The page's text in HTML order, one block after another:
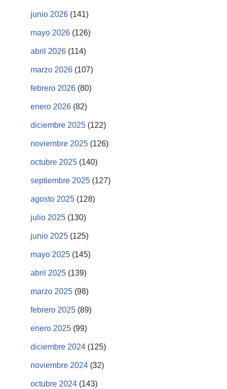
junio 2026 (141)
mayo 2026 (126)
abril 2026 (114)
marzo 2026 (107)
febrero 2026 (80)
enero 2026 (82)
diciembre 2025 (122)
noviembre 2025 (126)
octubre 2025 (140)
septiembre 2025 (127)
agosto 2025 (128)
julio 2025 (130)
junio 2025 (125)
mayo 2025 (145)
abril 2025 (139)
marzo 2025 (98)
febrero 2025 (89)
enero 2025 (99)
diciembre 2024 (125)
noviembre 2024 (32)
octubre 2024 (143)